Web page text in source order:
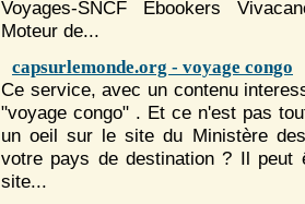
Voyages-SNCF Ebookers
Moteur de...
capsurlemonde.org - voyage congo
Ce service, avec un contenu
"voyage congo" . Et ce n'est pas
un oeil sur le site du Ministère
votre pays de destination ? Il peut
site...